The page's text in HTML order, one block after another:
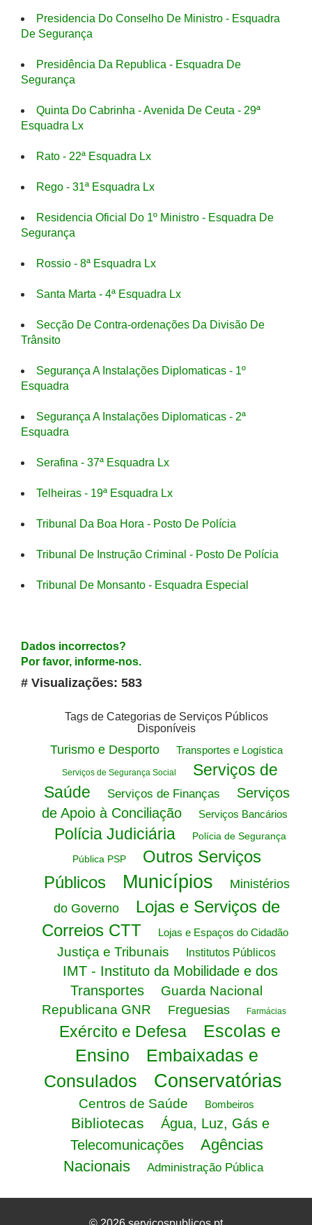
Presidencia Do Conselho De Ministro - Esquadra
De Segurança
Presidência Da Republica - Esquadra De
Segurança
Quinta Do Cabrinha - Avenida De Ceuta - 29ª
Esquadra Lx
Rato - 22ª Esquadra Lx
Rego - 31ª Esquadra Lx
Residencia Oficial Do 1º Ministro - Esquadra De
Segurança
Rossio - 8ª Esquadra Lx
Santa Marta - 4ª Esquadra Lx
Secção De Contra-ordenações Da Divisão De
Trânsito
Segurança A Instalações Diplomaticas - 1º
Esquadra
Segurança A Instalações Diplomaticas - 2ª
Esquadra
Serafina - 37ª Esquadra Lx
Telheiras - 19ª Esquadra Lx
Tribunal Da Boa Hora - Posto De Polícia
Tribunal De Instrução Criminal - Posto De Polícia
Tribunal De Monsanto - Esquadra Especial
Dados incorrectos?
Por favor, informe-nos.
# Visualizações: 583
Tags de Categorias de Serviços Públicos
Disponíveis
Turismo e Desporto Transportes e Logística
Serviços de Segurança Social
Serviços de
Saúde
Serviços de Finanças
Serviços
de Apoio à Conciliação
Serviços Bancários
Polícia Judiciária Polícia de Segurança
Pública PSP
Outros Serviços
Públicos
Municípios
Ministérios
do Governo
Lojas e Serviços de
Correios CTT
Lojas e Espaços do Cidadão
Justiça e Tribunais Institutos Públicos
IMT - Instituto da Mobilidade e dos
Transportes
Guarda Nacional
Republicana GNR
Freguesias Farmácias
Exército e Defesa
Escolas e
Ensino
Embaixadas e
Consulados
Conservatórias
Centros de Saúde Bombeiros
Bibliotecas
Água, Luz, Gás e
Telecomunicações
Agências
Nacionais
Administração Pública